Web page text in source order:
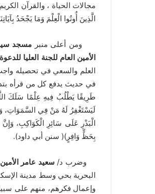
مجالات الحياة ، والقرآن
الَّذِينَ أُوتُوا الْعِلْمَ وَمَا يَجْحَدُ
ومن أعلى منبر مسجد
الأمين العام للجنة العليا
العلم والسعي في تحصيله
في حديث يدفع كل من قرأه
طَرِيقًا يَطْلُبُ فِيهِ عِلْمًا سَلَكَ
لَيَسْتَغْفِرُ لَهُ مَنْ فِي السَّمَوَاتِ،
الْبَدْرِ عَلَى سَائِرِ الْكَوَاكِبِ، وَإِنَّ
بِحَظٍّ وَافِرٍ)( سنن أبي داود).
وضرب د/ سعيد عامر
البحرية بحي وسط مدينة
وإعمال فكرهم، منهم على